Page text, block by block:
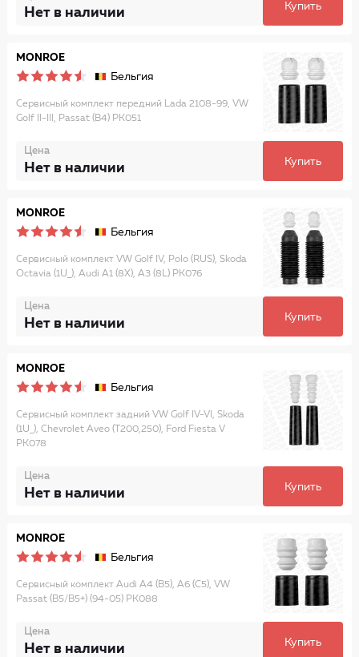
Нет в наличии Купить
MONROE
Бельгия
Сервисный комплект передний Lada 2108-99, VW
Golf II-III, Passat (B4) PK051
Цена
Нет в наличии Купить
MONROE
Бельгия
Сервисный комплект VW Golf IV, Polo (RUS), Skoda
Octavia (1U_), Audi A1 (8X), A3 (8L) PK076
Цена
Нет в наличии Купить
MONROE
Бельгия
Сервисный комплект задний VW Golf IV-VI, Skoda
(1U_), Chevrolet Aveo (T200,250), Ford Fiesta V
PK078
Цена
Нет в наличии Купить
MONROE
Бельгия
Сервисный комплект Audi A4 (B5), A6 (C5), VW
Passat (B5/B5+) (94-05) PK088
Цена
Нет в наличии Купить